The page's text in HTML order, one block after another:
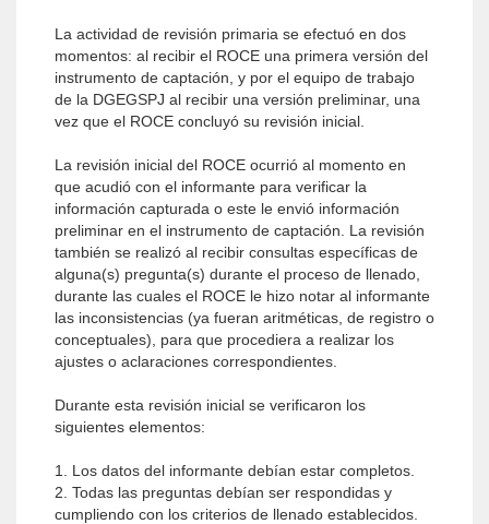
La actividad de revisión primaria se efectuó en dos
momentos: al recibir el ROCE una primera versión del
instrumento de captación, y por el equipo de trabajo
de la DGEGSPJ al recibir una versión preliminar, una
vez que el ROCE concluyó su revisión inicial.
La revisión inicial del ROCE ocurrió al momento en
que acudió con el informante para verificar la
información capturada o este le envió información
preliminar en el instrumento de captación. La revisión
también se realizó al recibir consultas específicas de
alguna(s) pregunta(s) durante el proceso de llenado,
durante las cuales el ROCE le hizo notar al informante
las inconsistencias (ya fueran aritméticas, de registro o
conceptuales), para que procediera a realizar los
ajustes o aclaraciones correspondientes.
Durante esta revisión inicial se verificaron los
siguientes elementos:
1. Los datos del informante debían estar completos.
2. Todas las preguntas debían ser respondidas y
cumpliendo con los criterios de llenado establecidos.